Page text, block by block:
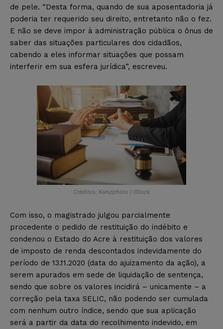
de pele. “Desta forma, quando de sua aposentadoria já
poderia ter requerido seu direito, entretanto não o fez.
E não se deve impor à administração pública o ônus de
saber das situações particulares dos cidadãos,
cabendo a eles informar situações que possam
interferir em sua esfera jurídica”, escreveu.
Créditos: Kanizphoto / iStock
Com isso, o magistrado julgou parcialmente
procedente o pedido de restituição do indébito e
condenou o Estado do Acre à restituição dos valores
de imposto de renda descontados indevidamente do
período de 13.11.2020 (data do ajuizamento da ação), a
serem apurados em sede de liquidação de sentença,
sendo que sobre os valores incidirá – unicamente – a
correção pela taxa SELIC, não podendo ser cumulada
com nenhum outro índice, sendo que sua aplicação
será a partir da data do recolhimento indevido, em